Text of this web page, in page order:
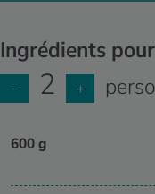
Ingrédients pour
− 2 +
600 g